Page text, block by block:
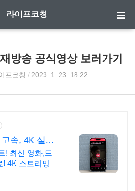
라이프코칭
방송 공식영상 보러가기
프코칭 / 2023. 1. 23. 18:22
속, 4K 실시
! 최신 영화,드
! 4K 스트리밍